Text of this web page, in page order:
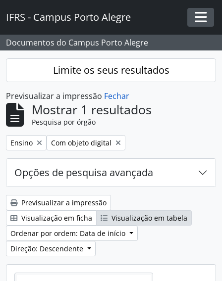
IFRS - Campus Porto Alegre
Documentos do Campus Porto Alegre
Limite os seus resultados
Previsualizar a impressão Fechar
Mostrar 1 resultados
Pesquisa por órgão
Remover filtro:
Ensino Remover filtro:
Com objeto digital
Opções de pesquisa avançada
Previsualizar a impressão
Visualização em ficha
Visualização em tabela
Ordenar por ordem: Data de início
Direção: Descendente